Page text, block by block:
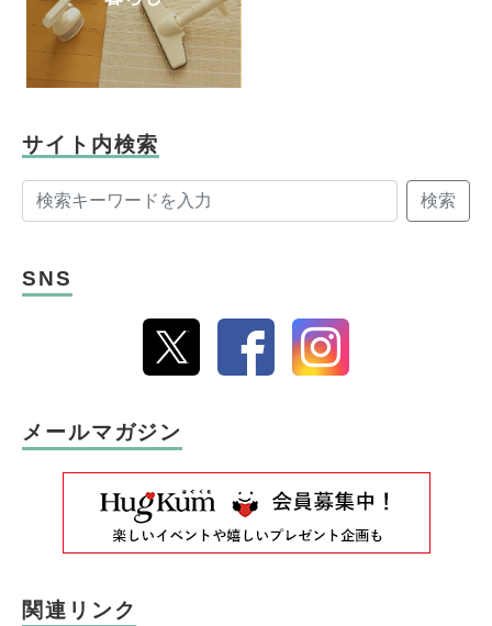
サイト内検索
検索
SNS
メールマガジン
関連リンク